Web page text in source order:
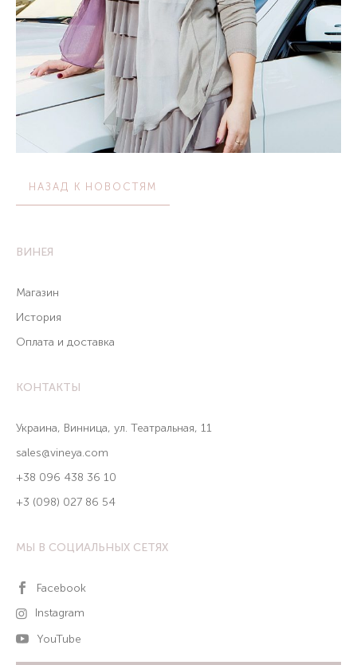
НАЗАД К НОВОСТЯМ
ВИНЕЯ
Магазин
История
Оплата и доставка
КОНТАКТЫ
Украина, Винница, ул. Театральная, 11
sales@vineya.com
+38 096 438 36 10
+3 (098) 027 86 54
МЫ В СОЦИАЛЬНЫХ СЕТЯХ
Facebook
Instagram
YouTube